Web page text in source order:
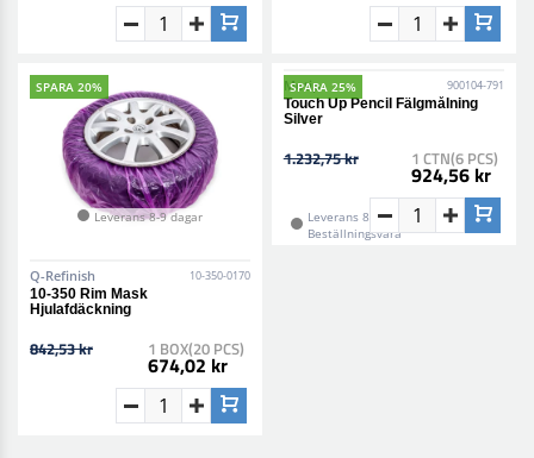
SPARA 20%
Leverans 8-9 dagar
Q-Refinish 10-350-0170
10-350 Rim Mask
Hjulafdäckning
842,53 kr 1 BOX(20 PCS)
674,02 kr
SPARA 25%
Leverans 8-9 dagar•
Beställningsvara